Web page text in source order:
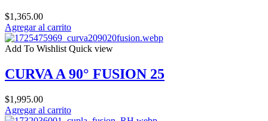
$1,365.00
Agregar al carrito
Add To Wishlist Quick view
CURVA A 90° FUSION 25
$1,995.00
Agregar al carrito